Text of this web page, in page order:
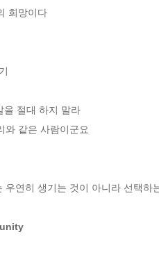
희망이다
을 절대 하지 말라
와 같은 사람이군요
우연히 생기는 것이 아니라 선택하